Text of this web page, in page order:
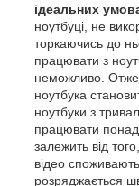
ідеальних
ноутбуці, не
торкаючись до
працювати з
неможливо.
ноутбука
ноутбуки з
працювати
залежить від
відео
розряджається